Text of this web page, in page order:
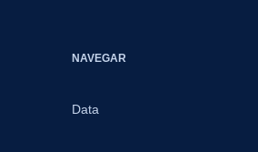
NAVEGAR
Data